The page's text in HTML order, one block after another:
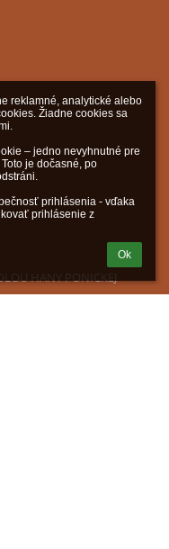
reklamné, analytické alebo
Žiadne cookies sa
– jedno nevyhnutné pre
je dočasné, po
prihlásenia - vďaka
prihlásenie z
Ok
HANY PONICKEJ